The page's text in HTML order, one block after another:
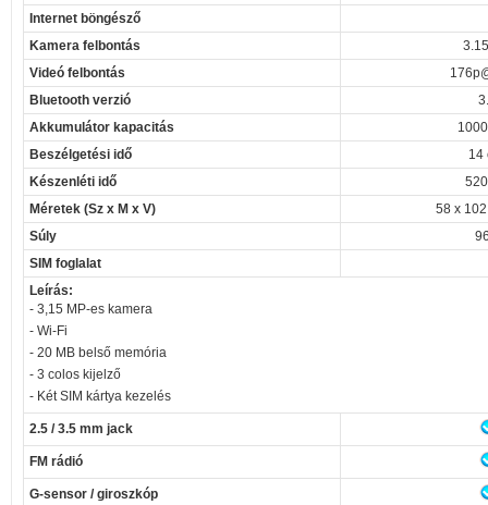
Internet böngésző
Kamera felbontás
Videó felbontás
Bluetooth verzió
Akkumulátor kapacitás
Beszélgetési idő
14
Készenléti idő
Méretek (Sz x M x V)
58 x
Súly
SIM foglalat
Leírás:
- 3,15 MP-es kamera
- Wi-Fi
- 20 MB belső memória
- 3 colos kijelző
- Két SIM kártya kezelés
2.5 / 3.5 mm jack
FM rádió
G-sensor / giroszkóp